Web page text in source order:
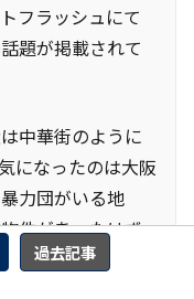
過去記事
フラッシュにて
題が掲載されて
中華街のように
になったのは大阪
力団がいる地
件があったはず
用地取得をしたの